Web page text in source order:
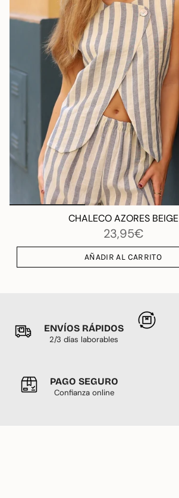
CHALECO AZORES BEIGE
23,95€
AÑADIR AL CARRITO
ENVÍOS RÁPIDOS
2/3 días laborables
PAGO SEGURO
Confianza online